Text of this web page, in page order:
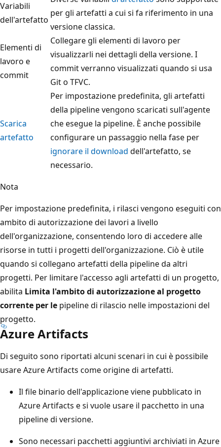
Variabili
dell'artefatto
per gli artefatti a cui si fa riferimento in una
versione classica.
Elementi di
lavoro e
commit
Collegare gli elementi di lavoro per
visualizzarli nei dettagli della versione. I
commit verranno visualizzati quando si usa
Git o TFVC.
Scarica
artefatto
Per impostazione predefinita, gli artefatti
della pipeline vengono scaricati sull'agente
che esegue la pipeline. È anche possibile
configurare un passaggio nella fase per
ignorare il download dell'artefatto, se
necessario.
Nota
Per impostazione predefinita, i rilasci vengono eseguiti con
ambito di autorizzazione dei lavori a livello
dell'organizzazione, consentendo loro di accedere alle
risorse in tutti i progetti dell'organizzazione. Ciò è utile
quando si collegano artefatti della pipeline da altri
progetti. Per limitare l'accesso agli artefatti di un progetto,
abilita Limita l'ambito di autorizzazione al progetto
corrente per le pipeline di rilascio nelle impostazioni del
progetto.
Azure Artifacts
Di seguito sono riportati alcuni scenari in cui è possibile
usare Azure Artifacts come origine di artefatti.
Il file binario dell'applicazione viene pubblicato in
Azure Artifacts e si vuole usare il pacchetto in una
pipeline di versione.
Sono necessari pacchetti aggiuntivi archiviati in Azure